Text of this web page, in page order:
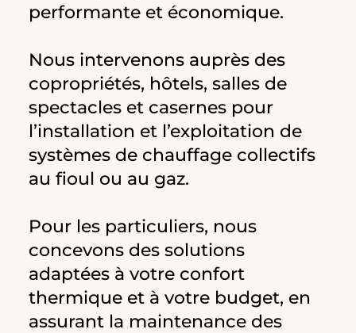
performante et économique.
Nous intervenons auprès des
copropriétés, hôtels, salles de
spectacles et casernes pour
l’installation et l’exploitation de
systèmes de chauffage collectifs
au fioul ou au gaz.
Pour les particuliers, nous
concevons des solutions
adaptées à votre confort
thermique et à votre budget, en
assurant la maintenance des